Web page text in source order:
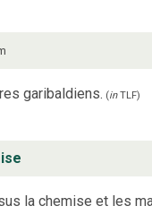
garibaldiens. (inTLF)
la chemise et les